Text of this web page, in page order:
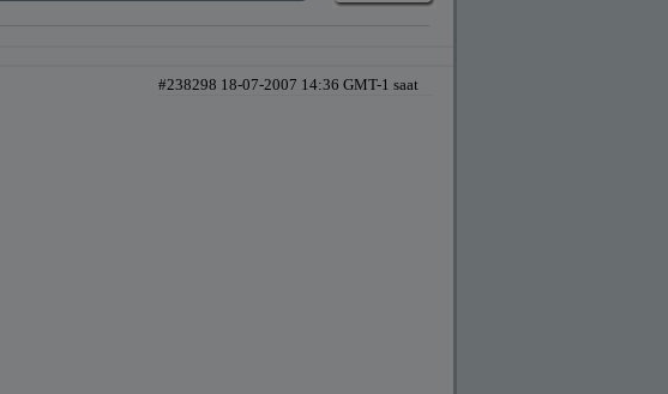
#238298 18-07-2007 14:36 GMT-1 saat